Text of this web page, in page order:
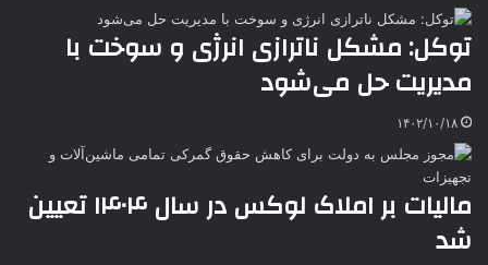
ی
ن
ل
ر
ر
س
ت
t
a
ا
م
توکل: مشکل ناترازی انرژی و سوخت با
مدیریت حل می‌شود
۱۴۰۲/۱۰/۱۸
مالیات بر املاک لوکس در سال ۱۴۰۴ تعیین
شد